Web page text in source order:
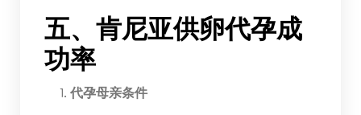
五、肯尼亚供卵代孕成
功率
代孕母亲条件